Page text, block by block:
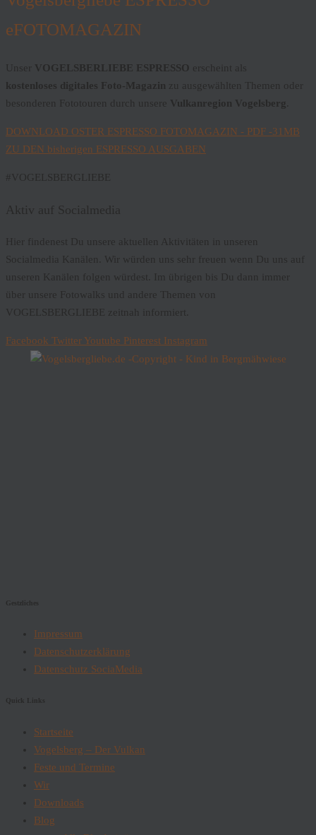
eFOTOMAGAZIN
Unser VOGELSBERLIEBE ESPRESSO erscheint als
kostenloses digitales Foto-Magazin zu ausgewählten Themen oder
besonderen Fototouren durch unsere Vulkanregion Vogelsberg
DOWNLOAD OSTER ESPRESSO FOTOMAGAZIN - PDF -31MB
ZU DEN bisherigen ESPRESSO AUSGABEN
#VOGELSBERGLIEBE
Aktiv auf Socialmedia
Hier findenest Du unsere aktuellen Aktivitäten in unseren
Socialmedia Kanälen. Wir würden uns sehr freuen wenn Du uns auf
unseren Kanälen folgen würdest. Im übrigen bis Du dann immer
über unsere Fotowalks und andere Themen von
VOGELSBERGLIEBE zeitnah informiert.
Facebook Twitter Youtube Pinterest Instagram
Gestzliches
Impressum
Datenschutzerklärung
Datenschutz SociaMedia
Quick Links
Startseite
Vogelsberg – Der Vulkan
Feste und Termine
Wir
Downloads
Blog